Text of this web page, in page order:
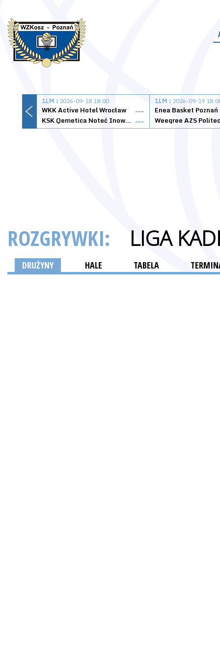
1LM | 2026-09-18 18:00
WKK Active Hotel Wrocław
---
KSK Qemetica Noteć Inowrocław ---
1LM | 2026-09-19
Enea Basket Poznań
ROZGRYWKI: LIGA
DRUŻYNY HALE TABELA